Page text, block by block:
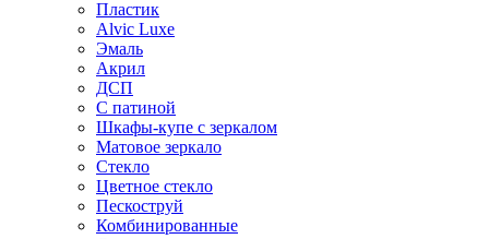
Пластик
Alvic Luxe
Эмаль
Акрил
ДСП
С патиной
Шкафы-купе с зеркалом
Матовое зеркало
Стекло
Цветное стекло
Пескоструй
Комбинированные